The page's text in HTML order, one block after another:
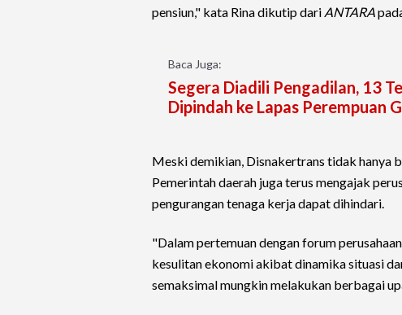
pensiun," kata Rina dikutip dari ANTARA
Baca Juga:
Segera Diadili Pengadilan, 13
Dipindah ke Lapas Perempuan
Meski demikian, Disnakertrans tidak hanya
Pemerintah daerah juga terus mengajak
pengurangan tenaga kerja dapat dihindari.
"Dalam pertemuan dengan forum
kesulitan ekonomi akibat dinamika situasi
semaksimal mungkin melakukan berbagai